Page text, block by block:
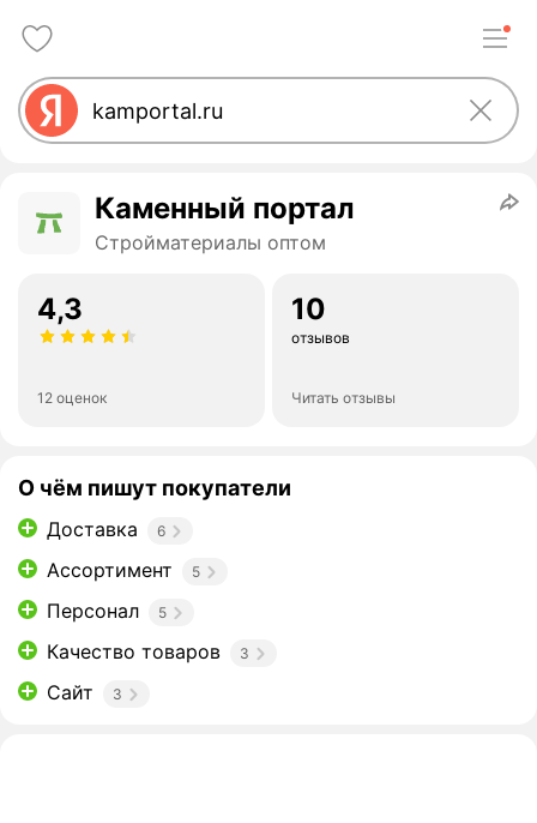
Каменный портал
Стройматериалы оптом
4,3
12 оценок
10
отзывов
Читать отзывы
О чём пишут покупатели
Доставка 6
Ассортимент 5
Персонал 5
Качество товаров 3
Сайт 3